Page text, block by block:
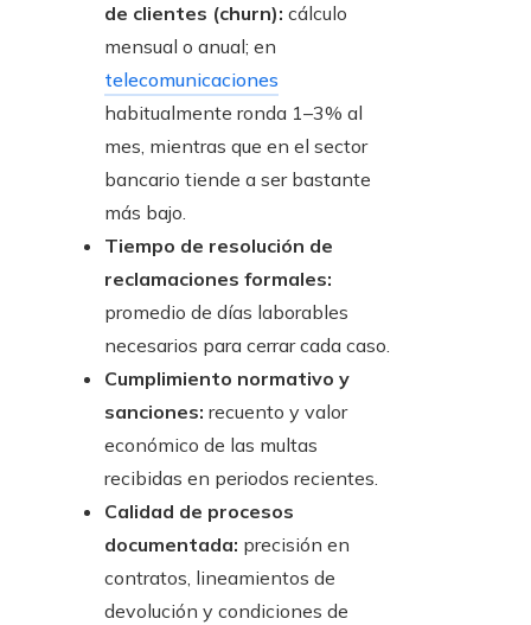
de clientes (churn): cálculo
mensual o anual; en
telecomunicaciones
habitualmente ronda 1–3% al
mes, mientras que en el sector
bancario tiende a ser bastante
más bajo.
Tiempo de resolución de
reclamaciones formales:
promedio de días laborables
necesarios para cerrar cada caso.
Cumplimiento normativo y
sanciones: recuento y valor
económico de las multas
recibidas en periodos recientes.
Calidad de procesos
documentada: precisión en
contratos, lineamientos de
devolución y condiciones de